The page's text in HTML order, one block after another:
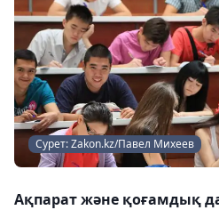
Сурет: Zakon.kz/Павел Михеев
Ақпарат және қоғамдық